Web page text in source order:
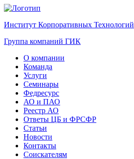
Институт Корпоративных Технологий
Группа компаний ГИК
О компании
Команда
Услуги
Семинары
Федресурс
АО и ПАО
Реестр АО
Ответы ЦБ и ФРСФР
Статьи
Новости
Контакты
Соискателям